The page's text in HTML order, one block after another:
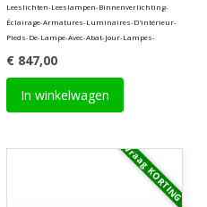
Leeslichten-Leeslampen-Binnenverlichting-
Éclairage-Armatures-Luminaires-D'intérieur-
Pieds-De-Lampe-Avec-Abat-Jour-Lampes-
€ 847,00
In winkelwagen
Vraag KORTING